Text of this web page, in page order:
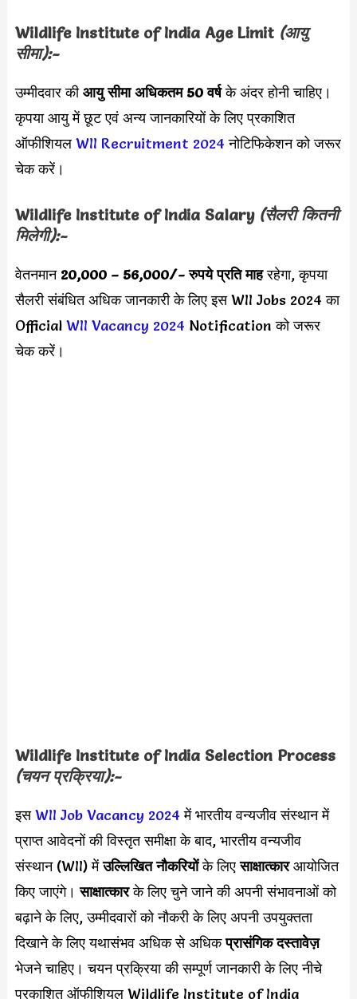
Wildlife Institute of India Age Limit (आयु
सीमा):-
उम्मीदवार कीआयु सीमा अधिकतम 50 वर्षके अंदर होनी चाहिए।
कृपया आयु में छूट एवं अन्य जानकारियों के लिए प्रकाशित
ऑफीशियल WII Recruitment 2024नोटिफिकेशन को जरूर
चेक करें।
Wildlife Institute of India Salary (सैलरी कितनी
मिलेगी):-
वेतनमान 20,000 – 56,000/- रुपये प्रति माहरहेगा, कृपया
सैलरी संबंधित अधिक जानकारी के लिए इस WII Jobs 2024 का
Official WII Vacancy 2024 Notification को जरूर
चेक करें।
Wildlife Institute of India Selection Process
(चयन प्रक्रिया):-
इसWII Job Vacancy 2024 में भारतीय वन्यजीव संस्थान में
प्राप्त आवेदनों की विस्तृत समीक्षा के बाद, भारतीय वन्यजीव
संस्थान (WII) मेंउल्लिखित नौकरियोंके लिएसाक्षात्कारआयोजित
किए जाएंगे।साक्षात्कारके लिए चुने जाने की अपनी संभावनाओं को
बढ़ाने के लिए, उम्मीदवारों को नौकरी के लिए अपनी उपयुक्तता
दिखाने के लिए यथासंभव अधिक से अधिकप्रासंगिक दस्तावेज़
भेजने चाहिए। चयन प्रक्रिया की सम्पूर्ण जानकारी के लिए नीचे
प्रकाशित ऑफीशियल Wildlife Institute of India